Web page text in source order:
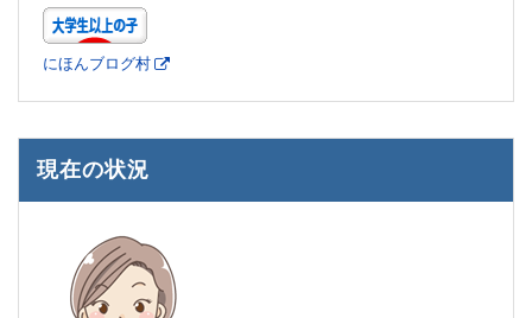
にほんブログ村
現在の状況